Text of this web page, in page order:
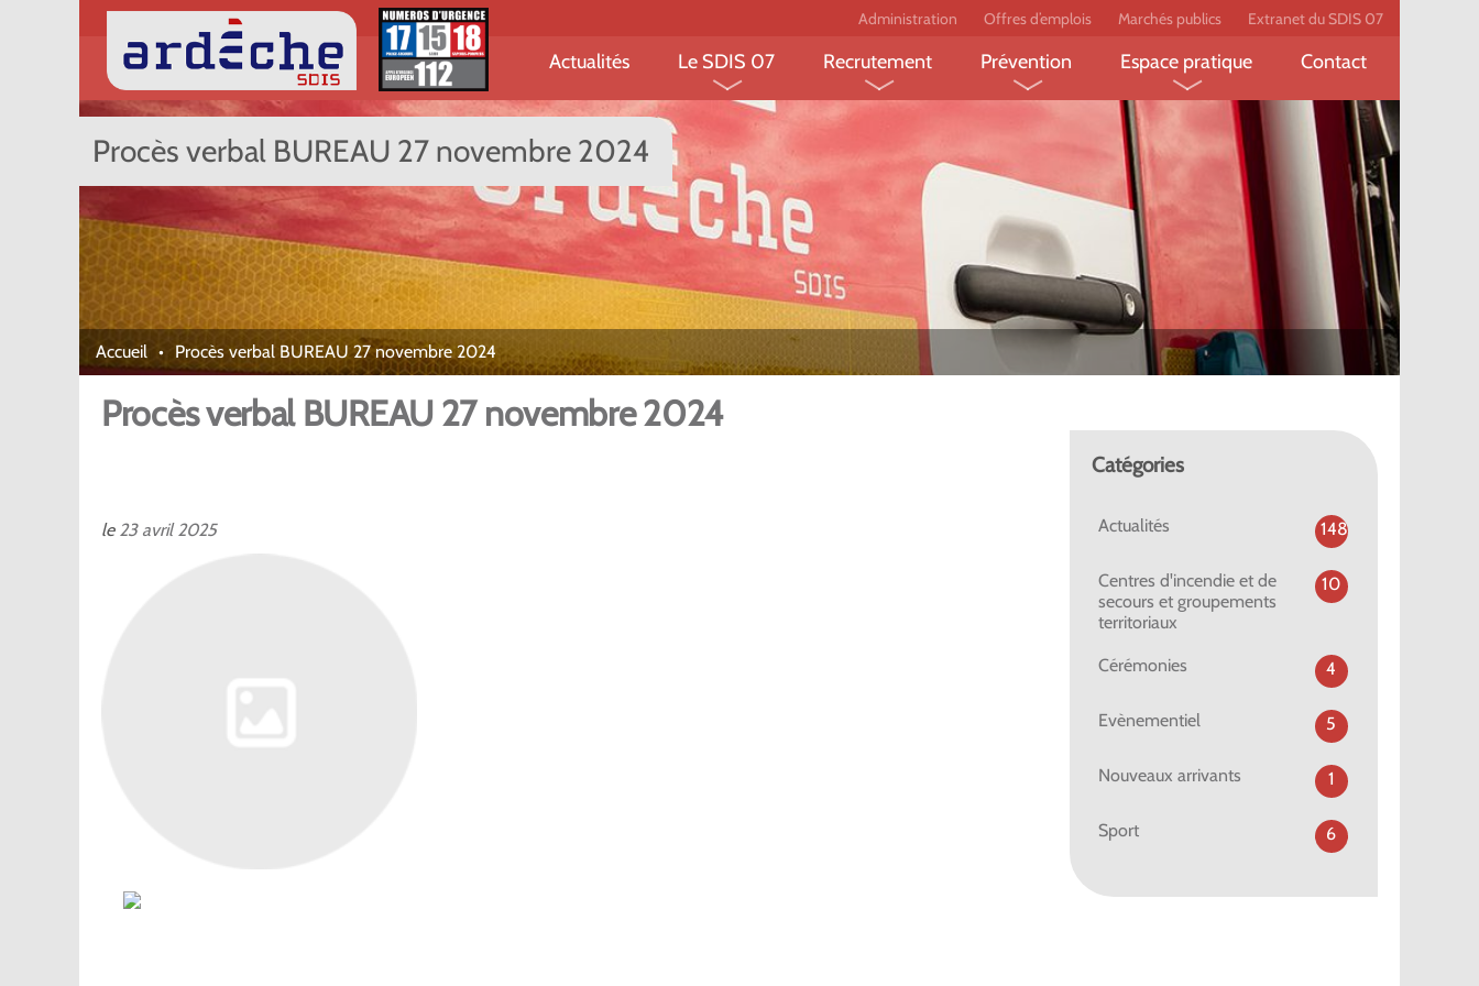
Administration Offres d’emplois Marchés publics Extranet du SDIS 07
Actualités Le SDIS 07
Le département et ses
risques
L’organisation fonctionnelle
et territoriale
Les missions des sapeurs-
pompiers
Les chiffres clés
Le projet FEDER
Recrutement
Devenir sapeur-pompier
professionnel ?
Devenir sapeur-pompier
volontaire ?
Devenir jeune sapeur-
pompier?
Devenir personnel
Prévention
Prévention des risques
domestiques
Secourisme
Espace pratique
Écobuage
Établissement recevant du
public
Le label employeur
Contact
Procès verbal BUREAU 27 novembre 2024
Accueil Procès verbal BUREAU 27 novembre 2024
Procès verbal BUREAU 27 novembre 2024
le 23 avril 2025
Catégories
Actualités 148
Centres d'incendie et de
secours et groupements
territoriaux
10
Cérémonies 4
Evènementiel 5
Nouveaux arrivants 1
Sport 6